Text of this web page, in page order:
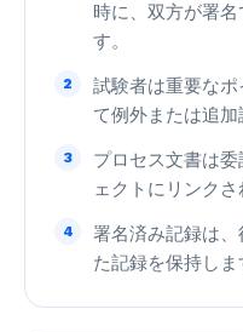
時に、双方が署
す。
2
試験者は重要な
て例外または追加
3
プロセス文書は
ェクトにリンクさ
4
署名済み記録は
た記録を保持しま